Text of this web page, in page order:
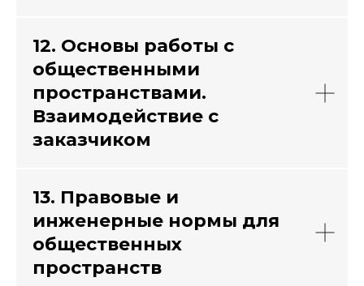
12. Основы работы с
общественными
пространствами.
Взаимодействие с
заказчиком
13. Правовые и
инженерные нормы для
общественных
пространств